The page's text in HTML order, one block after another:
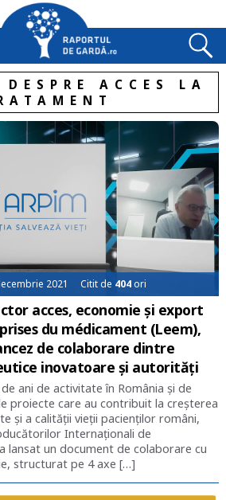
ACCES LA
2021 Citit de 404ori
acces, economie și export
du médicament (Leem),
de colaborare dintre
inovatoare și autorități
ani de activitate în România și de
proiecte care au contribuit la creșterea
și a calității vieții pacienților români,
Internaționali de
lansat un document de colaborare cu
structurat pe 4 axe […]